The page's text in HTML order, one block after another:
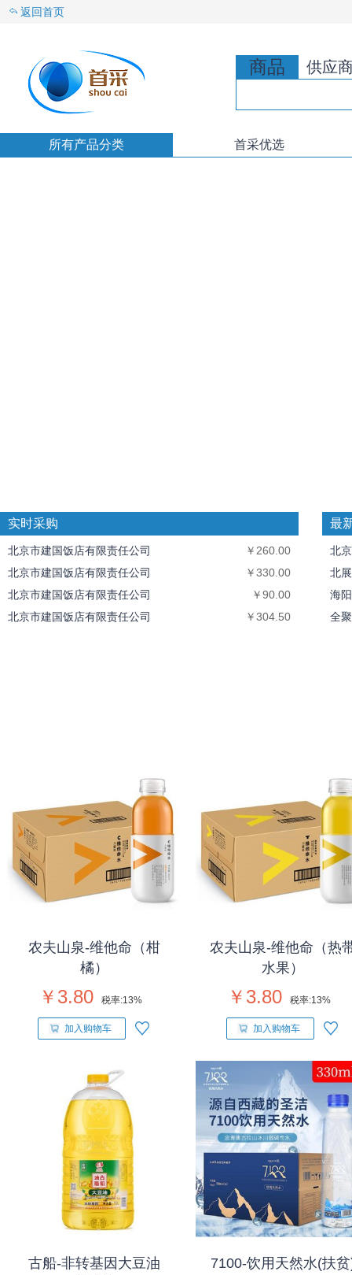
返回首页
商品 供应
所有产品分类 首采优选
实时采购
北京市建国饭店有限责任公司
￥260.00
北京市建国饭店有限责任公司
￥330.00
北京市建国饭店有限责任公司
￥90.00
北京市建国饭店有限责任公司
￥304.50
最
北
北
海
全
农夫山泉-维他命（柑
橘）
￥3.80 税率:13%
加入购物车
农夫山泉-维他命（热
水果）
￥3.80 税率:13%
加入购物车
古船-非转基因大豆油
7100-饮用天然水(扶